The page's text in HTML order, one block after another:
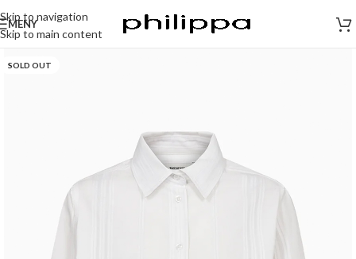
Skip to navigation
Skip to main content
MENY
SOLD OUT